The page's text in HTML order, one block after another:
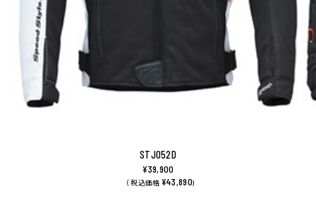
STJ052D
¥39,900
（ 税込価格 ¥43,890)